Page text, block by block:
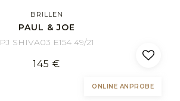
BRILLEN
PAUL & JOE
PJ SHIVA03 E154 49/21
145 €
ONLINE ANPROBE